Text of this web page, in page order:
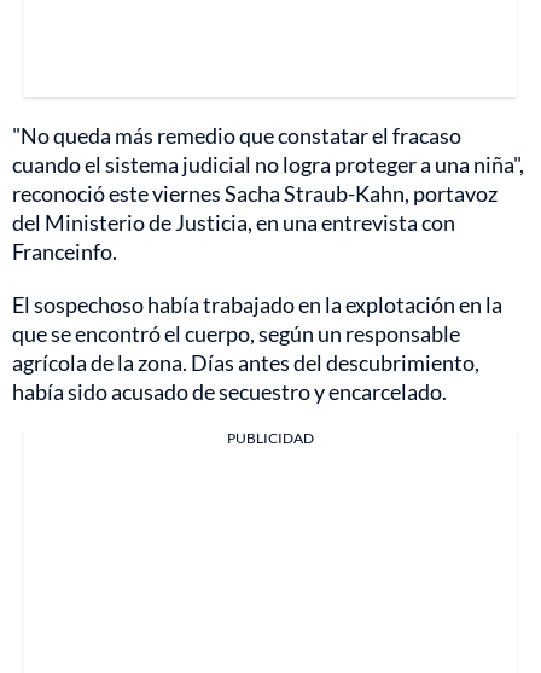
"No queda más remedio que constatar el fracaso
cuando el sistema judicial no logra proteger a una niña",
reconoció este viernes Sacha Straub-Kahn, portavoz
del Ministerio de Justicia, en una entrevista con
Franceinfo.
El sospechoso había trabajado en la explotación en la
que se encontró el cuerpo, según un responsable
agrícola de la zona. Días antes del descubrimiento,
había sido acusado de secuestro y encarcelado.
PUBLICIDAD